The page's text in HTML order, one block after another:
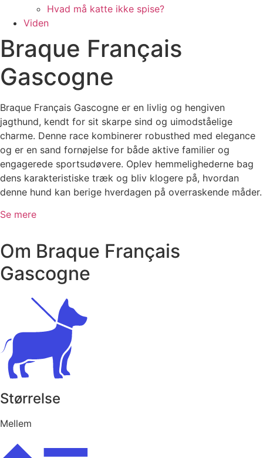
Hvad må katte ikke spise?
Viden
Braque Français
Gascogne
Braque Français Gascogne er en livlig og hengiven
jagthund, kendt for sit skarpe sind og uimodståelige
charme. Denne race kombinerer robusthed med elegance
og er en sand fornøjelse for både aktive familier og
engagerede sportsudøvere. Oplev hemmelighederne bag
dens karakteristiske træk og bliv klogere på, hvordan
denne hund kan berige hverdagen på overraskende måder.
Se mere
Om Braque Français
Gascogne
Størrelse
Mellem